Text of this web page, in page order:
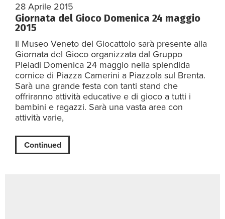
28 Aprile 2015
Giornata del Gioco Domenica 24 maggio
2015
Il Museo Veneto del Giocattolo sarà presente alla
Giornata del Gioco organizzata dal Gruppo
Pleiadi Domenica 24 maggio nella splendida
cornice di Piazza Camerini a Piazzola sul Brenta.
Sarà una grande festa con tanti stand che
offriranno attività educative e di gioco a tutti i
bambini e ragazzi. Sarà una vasta area con
attività varie,
Continued